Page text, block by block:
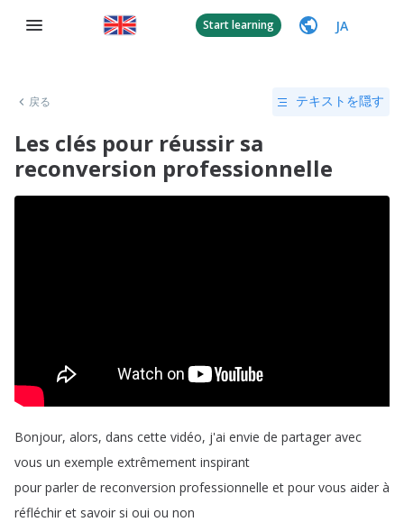
Start learning JA
戻る テキストを隠す
Les clés pour réussir sa
reconversion professionnelle
Bonjour, alors, dans cette vidéo, j'ai envie de partager avec
vous un exemple extrêmement inspirant
pour parler de reconversion professionnelle et pour vous aider à
réfléchir et savoir si oui ou non